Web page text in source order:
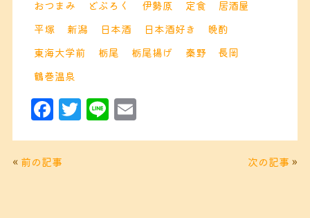
おつまみ どぶろく 伊勢原 定食
居酒屋
平塚
新潟 日本酒 日本酒好き
晩酌
東海大学前
栃尾 栃尾揚げ 秦野
長岡
鶴巻温泉
F
a
c
e
T
w
Li
n
E
m
« 前の記事 次の記事 »